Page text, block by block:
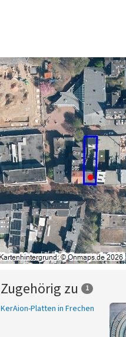
Zugehörig zu 1
KerAion-Platten in Frechen